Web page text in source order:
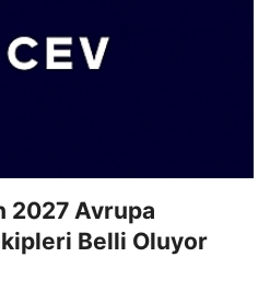
2027 Avrupa
Belli Oluyor